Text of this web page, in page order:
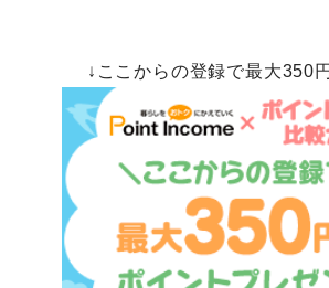
↓ここからの登録で最大350